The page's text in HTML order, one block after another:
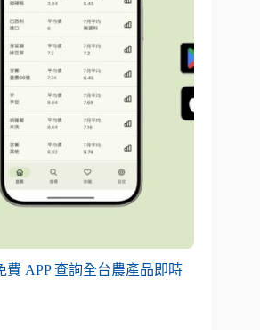
費 APP 查詢全台農產品即時